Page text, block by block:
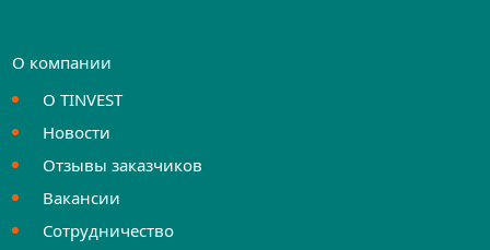
О компании
О TINVEST
Новости
Отзывы заказчиков
Вакансии
Сотрудничество